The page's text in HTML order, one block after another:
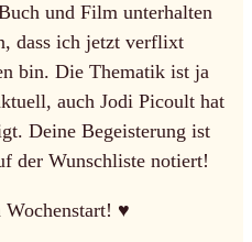
und Film unterhalten
dass ich jetzt verflixt
bin. Die Thematik ist ja
auch Jodi Picoult hat
Deine Begeisterung ist
der Wunschliste notiert!
Wochenstart! ♥